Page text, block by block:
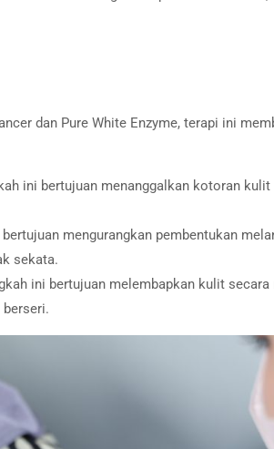
dan Pure White Enzyme, terapi ini
ini bertujuan menanggalkan kotoran
mengurangkan pembentukan
sekata.
ini bertujuan melembapkan kulit